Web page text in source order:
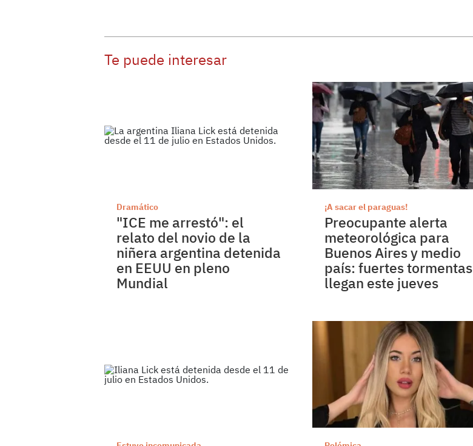
Te puede interesar
Dramático
"ICE me arrestó": el
relato del novio de la
niñera argentina detenida
en EEUU en pleno
Mundial
¡A sacar el paraguas!
Preocupante alerta
meteorológica para
Buenos Aires y medio
país: fuertes tormentas
llegan este jueves